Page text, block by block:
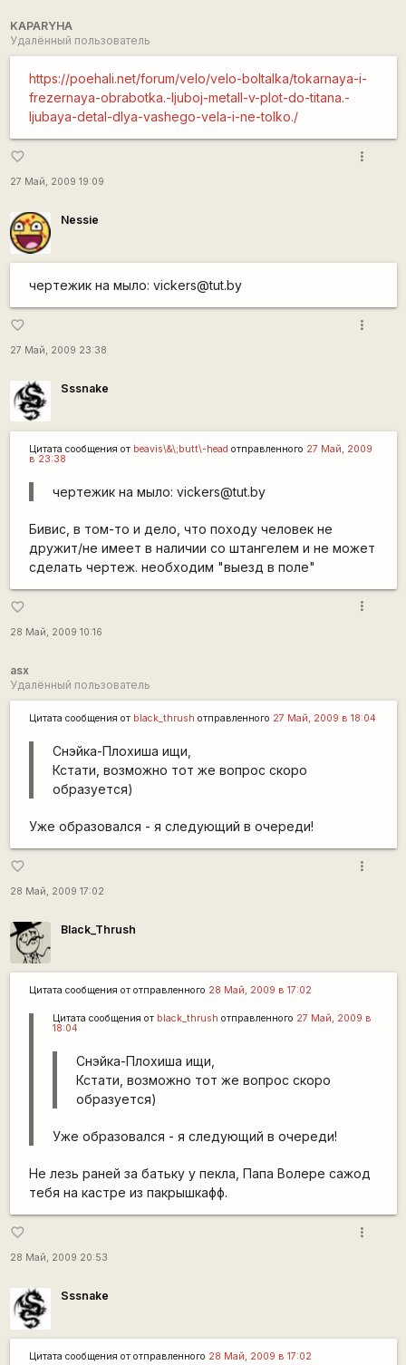
KAPARYHA
Удалённый пользователь
https://poehali.net/forum/velo/velo-boltalka/tokarnaya-i-
frezernaya-obrabotka.-ljuboj-metall-v-plot-do-titana.-
ljubaya-detal-dlya-vashego-vela-i-ne-tolko./
favorite_border
27 Май, 2009 19:09
more_vert
Nessie
чертежик на мыло: vickers@tut.by
favorite_border
27 Май, 2009 23:38
more_vert
Sssnake
Цитата сообщения от beavis\&\;butt\-head отправленного 27 Май, 2009
в 23:38
чертежик на мыло: vickers@tut.by
Бивис, в том-то и дело, что походу человек не
дружит/не имеет в наличии со штангелем и не может
сделать чертеж. необходим "выезд в поле"
favorite_border
28 Май, 2009 10:16
more_vert
asx
Удалённый пользователь
Цитата сообщения от black_thrush отправленного 27 Май, 2009 в 18:04
Снэйка-Плохиша ищи,
Кстати, возможно тот же вопрос скоро
образуется)
Уже образовался - я следующий в очереди!
favorite_border
28 Май, 2009 17:02
more_vert
Black_Thrush
Цитата сообщения от отправленного 28 Май, 2009 в 17:02
Цитата сообщения от black_thrush отправленного 27 Май, 2009 в
18:04
Снэйка-Плохиша ищи,
Кстати, возможно тот же вопрос скоро
образуется)
Уже образовался - я следующий в очереди!
Не лезь раней за батьку у пекла, Папа Волере сажод
тебя на кастре из пакрышкафф.
favorite_border
28 Май, 2009 20:53
more_vert
Sssnake
Цитата сообщения от отправленного 28 Май, 2009 в 17:02